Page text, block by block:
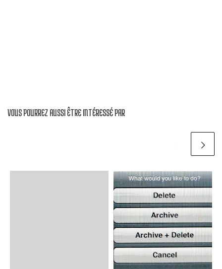
VOUS POURREZ AUSSI ÊTRE INTÉRESSÉ PAR